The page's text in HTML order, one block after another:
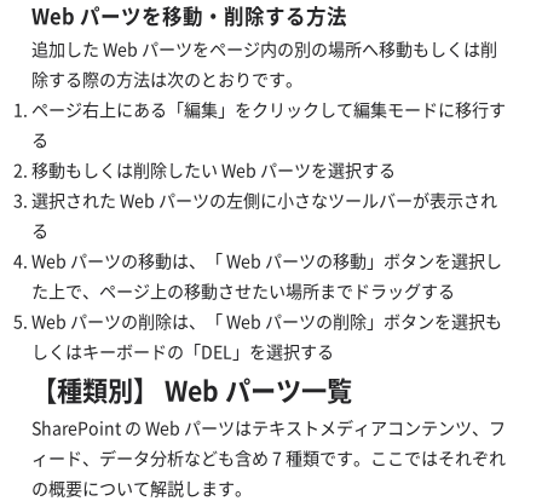
Web パーツを移動・削除する方法
追加した Web パーツをページ内の別の場所へ移動もしくは削
除する際の方法は次のとおりです。
ページ右上にある「編集」をクリックして編集モードに移行す
る
移動もしくは削除したい Web パーツを選択する
選択された Web パーツの左側に小さなツールバーが表示され
る
Web パーツの移動は、「 Web パーツの移動」ボタンを選択し
た上で、ページ上の移動させたい場所までドラッグする
Web パーツの削除は、「 Web パーツの削除」ボタンを選択も
しくはキーボードの「DEL」を選択する
【種類別】 Web パーツ一覧
SharePoint の Web パーツはテキストメディアコンテンツ、フ
ィード、データ分析なども含め 7 種類です。ここではそれぞれ
の概要について解説します。